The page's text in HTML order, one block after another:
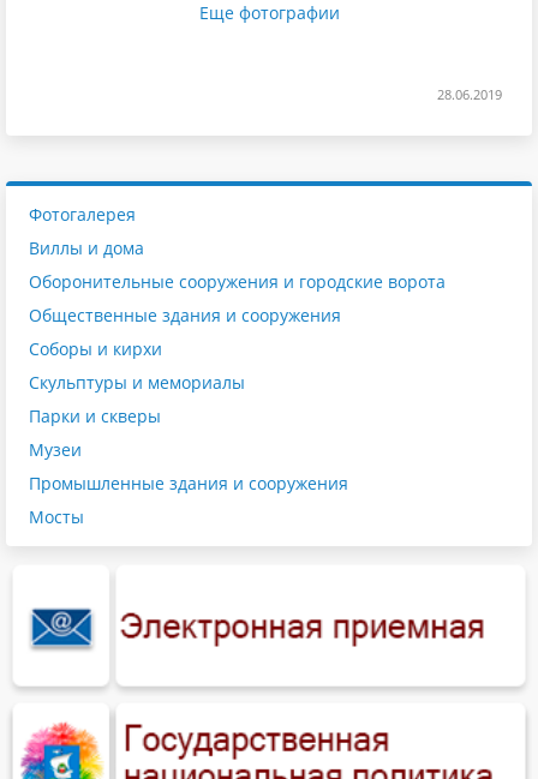
Еще фотографии
28.06.2019
Фотогалерея
Виллы и дома
Оборонительные сооружения и городские ворота
Общественные здания и сооружения
Соборы и кирхи
Скульптуры и мемориалы
Парки и скверы
Музеи
Промышленные здания и сооружения
Мосты